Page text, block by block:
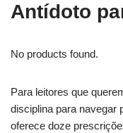
Antídoto
No products found.
Para leitores que
disciplina para navegar
oferece doze